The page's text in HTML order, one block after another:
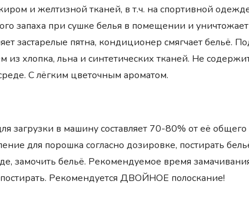
и желтизной тканей, в т.ч. на спортивной
запаха при сушке белья в помещении и
застарелые пятна, кондиционер смягчает бельё.
хлопка, льна и синтетических тканей. Не
С лёгким цветочным ароматом.
загрузки в машину составляет 70-80% от её
для порошка согласно дозировке, постирать
замочить бельё. Рекомендуемое время
постирать. Рекомендуется ДВОЙНОЕ полоскание!